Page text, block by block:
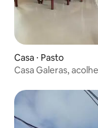
Casa ⋅ Pasto
Casa Galeras,